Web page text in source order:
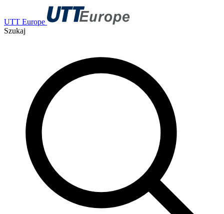
UTT Europe
Szukaj